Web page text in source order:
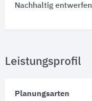
Nachhaltig entwerfen
Leistungsprofil
Planungsarten